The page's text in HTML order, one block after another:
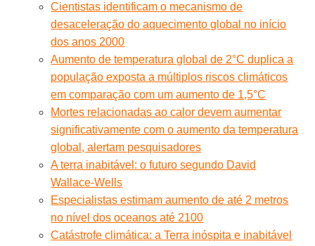
Cientistas identificam o mecanismo de
desaceleração do aquecimento global no início
dos anos 2000
Aumento de temperatura global de 2°C duplica a
população exposta a múltiplos riscos climáticos
em comparação com um aumento de 1,5°C
Mortes relacionadas ao calor devem aumentar
significativamente com o aumento da temperatura
global, alertam pesquisadores
A terra inabitável: o futuro segundo David
Wallace-Wells
Especialistas estimam aumento de até 2 metros
no nível dos oceanos até 2100
Catástrofe climática: a Terra inóspita e inabitável